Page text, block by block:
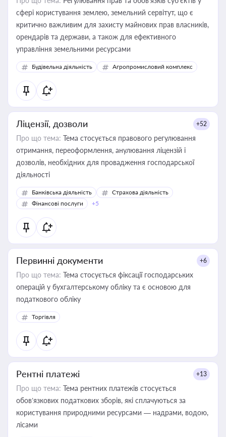
сфері користування землею, земельний сервітут, що є
критично важливим для захисту майнових прав власників,
орендарів та держави, а також для ефективного
управління земельними ресурсами
Будівельна діяльність Агропромисловий комплекс
Ліцензії, дозволи +52
Про що тема: Тема стосується правового регулювання
отримання, переоформлення, анулювання ліцензій і
дозволів, необхідних для провадження господарської
діяльності
Банківська діяльність
Страхова діяльність
Фінансові послуги
+5
Первинні документи +6
Про що тема: Тема стосується фіксації господарських
операцій у бухгалтерському обліку та є основою для
податкового обліку
Торгівля
Рентні платежі +13
Про що тема: Тема рентних платежів стосується
обов’язкових податкових зборів, які сплачуються за
користування природними ресурсами — надрами, водою,
лісами